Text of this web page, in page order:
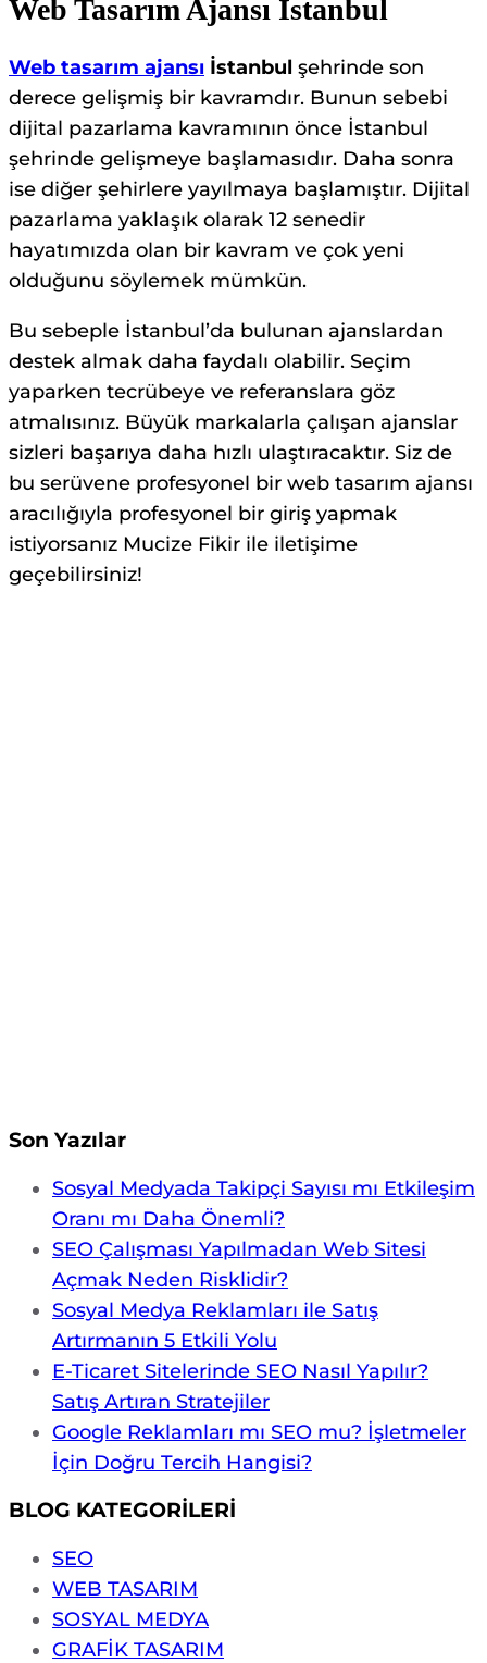
Web Tasarım Ajansı İstanbul
Web tasarım ajansı İstanbul şehrinde son
derece gelişmiş bir kavramdır. Bunun sebebi
dijital pazarlama kavramının önce İstanbul
şehrinde gelişmeye başlamasıdır. Daha sonra
ise diğer şehirlere yayılmaya başlamıştır. Dijital
pazarlama yaklaşık olarak 12 senedir
hayatımızda olan bir kavram ve çok yeni
olduğunu söylemek mümkün.
Bu sebeple İstanbul’da bulunan ajanslardan
destek almak daha faydalı olabilir. Seçim
yaparken tecrübeye ve referanslara göz
atmalısınız. Büyük markalarla çalışan ajanslar
sizleri başarıya daha hızlı ulaştıracaktır. Siz de
bu serüvene profesyonel bir web tasarım ajansı
aracılığıyla profesyonel bir giriş yapmak
istiyorsanız Mucize Fikir ile iletişime
geçebilirsiniz!
Son Yazılar
Sosyal Medyada Takipçi Sayısı mı Etkileşim
Oranı mı Daha Önemli?
SEO Çalışması Yapılmadan Web Sitesi
Açmak Neden Risklidir?
Sosyal Medya Reklamları ile Satış
Artırmanın 5 Etkili Yolu
E-Ticaret Sitelerinde SEO Nasıl Yapılır?
Satış Artıran Stratejiler
Google Reklamları mı SEO mu? İşletmeler
İçin Doğru Tercih Hangisi?
BLOG KATEGORİLERİ
SEO
WEB TASARIM
SOSYAL MEDYA
GRAFİK TASARIM